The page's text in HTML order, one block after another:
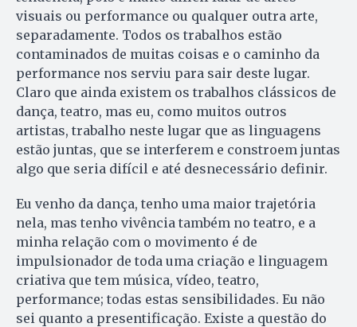
visuais ou performance ou qualquer outra arte,
separadamente. Todos os trabalhos estão
contaminados de muitas coisas e o caminho da
performance nos serviu para sair deste lugar.
Claro que ainda existem os trabalhos clássicos de
dança, teatro, mas eu, como muitos outros
artistas, trabalho neste lugar que as linguagens
estão juntas, que se interferem e constroem juntas
algo que seria difícil e até desnecessário definir.
Eu venho da dança, tenho uma maior trajetória
nela, mas tenho vivência também no teatro, e a
minha relação com o movimento é de
impulsionador de toda uma criação e linguagem
criativa que tem música, vídeo, teatro,
performance; todas estas sensibilidades. Eu não
sei quanto a presentificação. Existe a questão do